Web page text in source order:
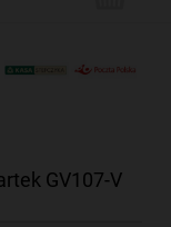
GV107-V